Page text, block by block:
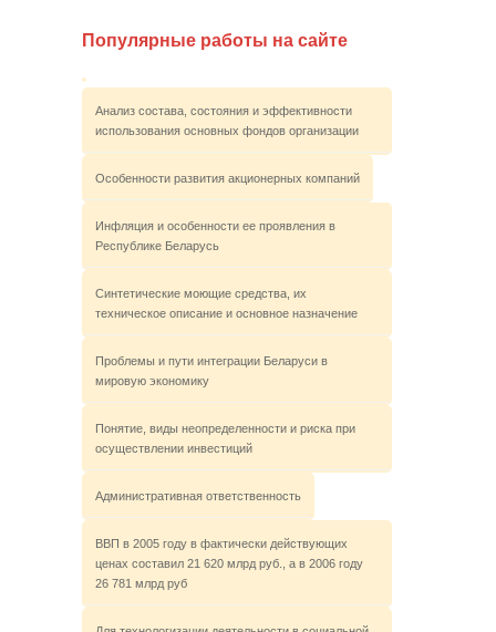
Популярные работы на сайте
Анализ состава, состояния и эффективности
использования основных фондов организации
Особенности развития акционерных компаний
Инфляция и особенности ее проявления в
Республике Беларусь
Синтетические моющие средства, их
техническое описание и основное назначение
Проблемы и пути интеграции Беларуси в
мировую экономику
Понятие, виды неопределенности и риска при
осуществлении инвестиций
Административная ответственность
ВВП в 2005 году в фактически действующих
ценах составил 21 620 млрд руб., а в 2006 году
26 781 млрд руб